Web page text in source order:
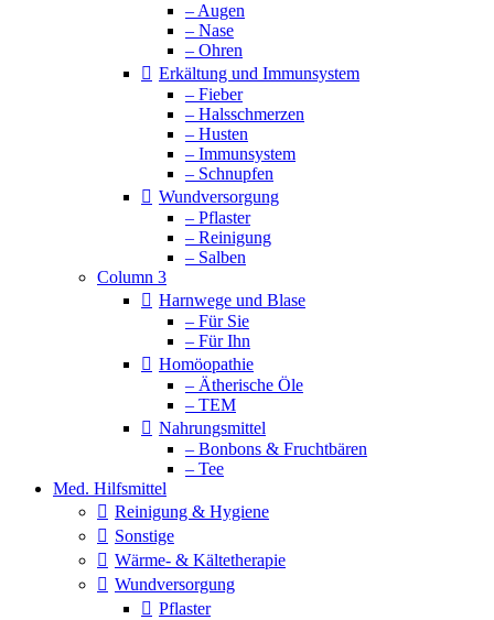
– Augen
– Nase
– Ohren
Erkältung und Immunsystem
– Fieber
– Halsschmerzen
– Husten
– Immunsystem
– Schnupfen
Wundversorgung
– Pflaster
– Reinigung
– Salben
Column 3
Harnwege und Blase
– Für Sie
– Für Ihn
Homöopathie
– Ätherische Öle
– TEM
Nahrungsmittel
– Bonbons & Fruchtbären
– Tee
Med. Hilfsmittel
Reinigung & Hygiene
Sonstige
Wärme- & Kältetherapie
Wundversorgung
Pflaster